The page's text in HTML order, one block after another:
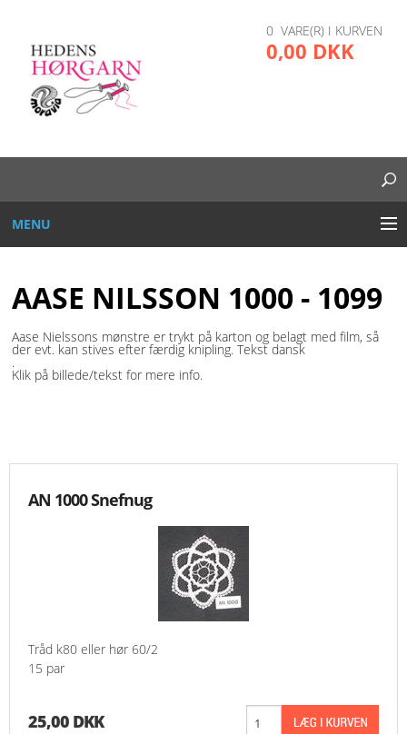
0 VARE(R) I KURVEN
0,00 DKK
MENU
DIVERSE
GARN OG TRÅD
MØNSTRE OG BØGER
EMAIL
NYHEDER
AASE NILSSON 1000 - 1099
Aase Nielssons mønstre er trykt på karton og belagt med film, så
der evt. kan stives efter færdig knipling. Tekst dansk
.
Klik på billede/tekst for mere info.
AN 1000 Snefnug
Tråd k80 eller hør 60/2
15 par
25,00 DKK